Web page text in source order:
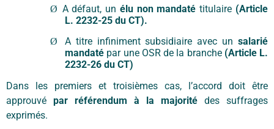
Ø A défaut, un élu non mandaté titulaire (Article
L. 2232-25 du CT).
Ø A titre infiniment subsidiaire avec un salarié
mandaté par une OSR de la branche(Article L.
2232-26 du CT)
Dans les premiers et troisièmes cas, l’accord doit être
approuvé par référendum à la majorité des suffrages
exprimés.